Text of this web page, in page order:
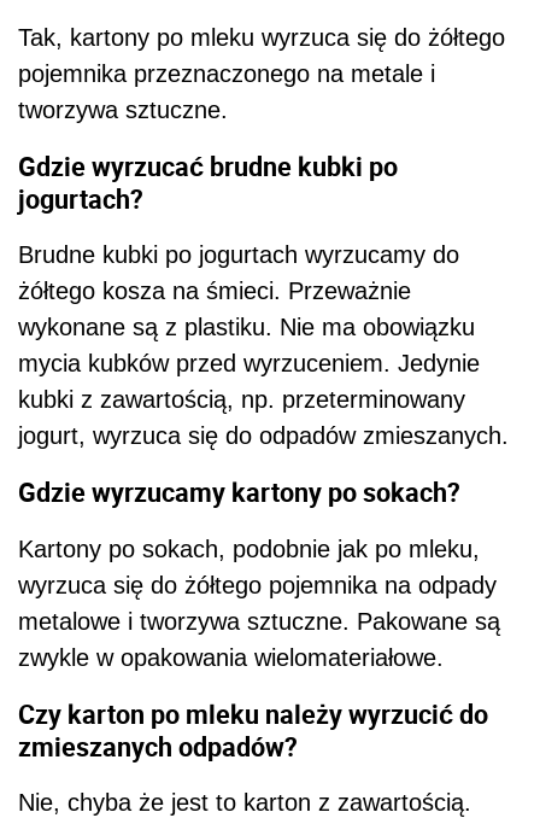
Tak, kartony po mleku wyrzuca się do żółtego
pojemnika przeznaczonego na metale i
tworzywa sztuczne.
Gdzie wyrzucać brudne kubki po
jogurtach?
Brudne kubki po jogurtach wyrzucamy do
żółtego kosza na śmieci. Przeważnie
wykonane są z plastiku. Nie ma obowiązku
mycia kubków przed wyrzuceniem. Jedynie
kubki z zawartością, np. przeterminowany
jogurt, wyrzuca się do odpadów zmieszanych.
Gdzie wyrzucamy kartony po sokach?
Kartony po sokach, podobnie jak po mleku,
wyrzuca się do żółtego pojemnika na odpady
metalowe i tworzywa sztuczne. Pakowane są
zwykle w opakowania wielomateriałowe.
Czy karton po mleku należy wyrzucić do
zmieszanych odpadów?
Nie, chyba że jest to karton z zawartością.